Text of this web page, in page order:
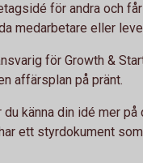
för andra och
medarbetare eller
för Growth &
affärsplan på pränt.
känna din idé mer på
ett styrdokument